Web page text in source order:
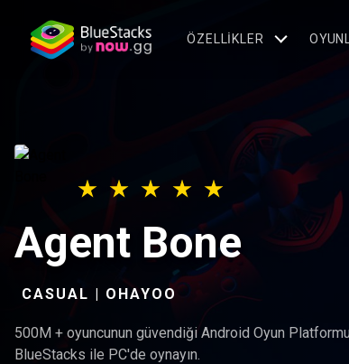
ÖZELLIKLER
Agent Bone
CASUAL | OHAYOO
500M + oyuncunun güvendiği Android Oyun
BlueStacks ile PC'de oynayın.